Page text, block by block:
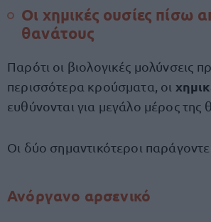
Οι χημικές ουσίες πίσω
θανάτους
Παρότι οι βιολογικές μολύνσεις
περισσότερα κρούσματα, οι
ευθύνονται για μεγάλο μέρος της
Οι δύο σημαντικότεροι
Ανόργανο αρσενικό